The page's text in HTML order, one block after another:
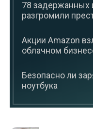
78 задержанных
разгромили
Акции Amazon
облачном
Безопасно ли
ноутбука